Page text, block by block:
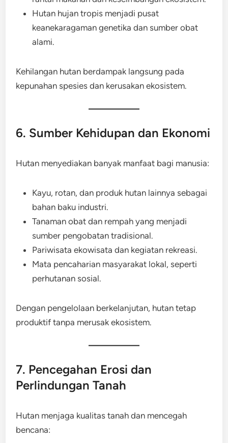
Hutan hujan tropis menjadi pusat
keanekaragaman genetika dan sumber obat
alami.
Kehilangan hutan berdampak langsung pada
kepunahan spesies dan kerusakan ekosistem.
6. Sumber Kehidupan dan Ekonomi
Hutan menyediakan banyak manfaat bagi manusia:
Kayu, rotan, dan produk hutan lainnya sebagai
bahan baku industri.
Tanaman obat dan rempah yang menjadi
sumber pengobatan tradisional.
Pariwisata ekowisata dan kegiatan rekreasi.
Mata pencaharian masyarakat lokal, seperti
perhutanan sosial.
Dengan pengelolaan berkelanjutan, hutan tetap
produktif tanpa merusak ekosistem.
7. Pencegahan Erosi dan
Perlindungan Tanah
Hutan menjaga kualitas tanah dan mencegah
bencana: